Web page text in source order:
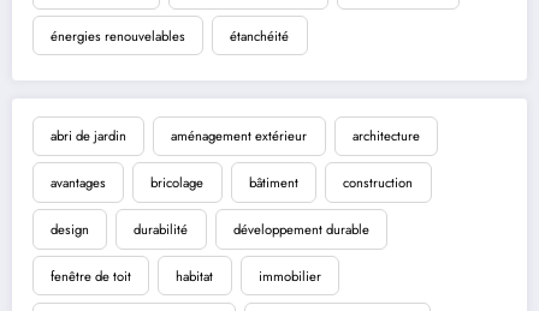
énergies renouvelables étanchéité
abri de jardin aménagement extérieur architecture
avantages bricolage bâtiment construction
design durabilité développement durable
fenêtre de toit habitat immobilier